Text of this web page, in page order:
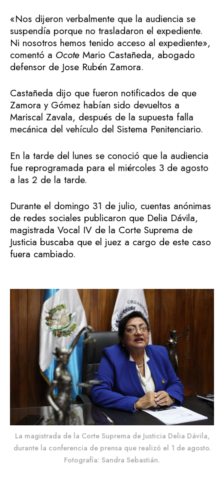
«Nos dijeron verbalmente que la audiencia se
suspendía porque no trasladaron el expediente.
Ni nosotros hemos tenido acceso al expediente»,
comentó a Ocote Mario Castañeda, abogado
defensor de Jose Rubén Zamora.
Castañeda dijo que fueron notificados de que
Zamora y Gómez habían sido devueltos a
Mariscal Zavala, después de la supuesta falla
mecánica del vehículo del Sistema Penitenciario.
En la tarde del lunes se conoció que la audiencia
fue reprogramada para el miércoles 3 de agosto
a las 2 de la tarde.
Durante el domingo 31 de julio, cuentas anónimas
de redes sociales publicaron que Delia Dávila,
magistrada Vocal IV de la Corte Suprema de
Justicia buscaba que el juez a cargo de este caso
fuera cambiado.
La magistrada de la Corte Suprema de Justicia Delia Dávila,
durante la conferencia de prensa que realizó el 1 de agosto.
Fotografía: Sandra Sebastián.